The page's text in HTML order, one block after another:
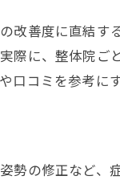
改善度に直結す
際に、整体院ご
コミを参考に
勢の修正など、